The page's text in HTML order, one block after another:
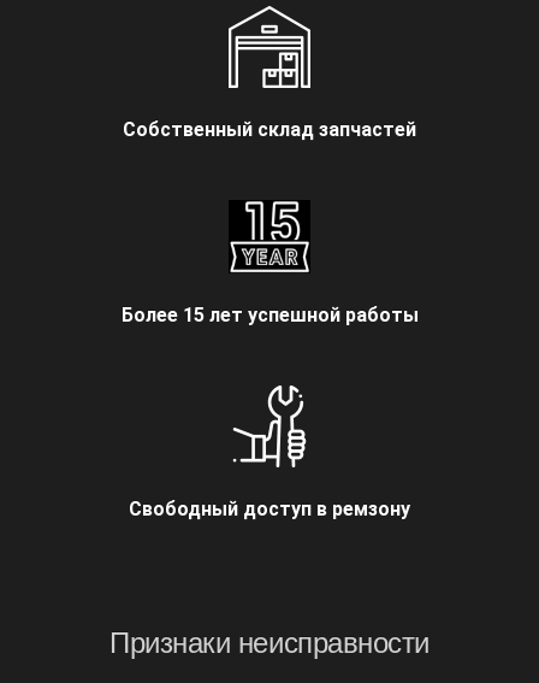
Собственный склад запчастей
Более 15 лет успешной работы
Свободный доступ в ремзону
Признаки неисправности